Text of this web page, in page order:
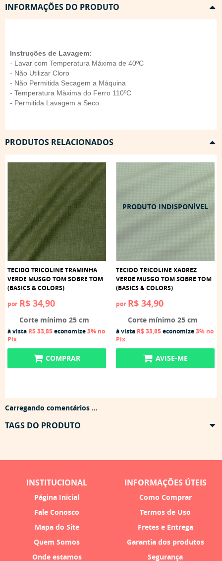
INFORMAÇÕES DO PRODUTO
Instruções de Lavagem:
- Lavar com Temperatura Máxima de 40ºC
- Não Utilizar Cloro
- Não Permitida Secagem a Máquina
- Temperatura Màxima do Ferro 110ºC
- Permitida Lavagem a Seco
PRODUTOS RELACIONADOS
TECIDO TRICOLINE TRAMINHA
VERDE MUSGO TOM SOBRE TOM
(BASICS & COLORS)
por R$ 34,90
Corte mínimo 25 cm
à vista R$ 33,85economize3% no
Pix
COMPRAR
TECIDO TRICOLINE XADREZ
VERDE MUSGO TOM SOBRE TOM
(BASICS & COLORS)
por R$ 34,90
Corte mínimo 25 cm
à vista R$ 33,85economize3% no
Pix
AVISE-ME
Carregando comentários ...
TAGS DO PRODUTO
INSTITUCIONAL
Página Inicial
Fale Conosco
Mapa do Site
Quem Somos
Onde estamos
INFORMAÇÕES ÚTEIS
Como Comprar
Termos de Uso
Fretes e Entrega
Garantia dos produtos
Segurança